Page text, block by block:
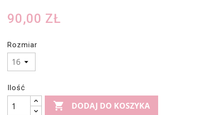
90,00 ZŁ
Rozmiar
Ilość
 DODAJ DO KOSZYKA